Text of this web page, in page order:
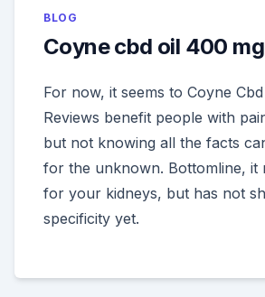
BLOG
Coyne cbd oil 400 mg
For now, it seems to Coyne
Reviews benefit people with
but not knowing all the facts
for the unknown. Bottomline, it
for your kidneys, but has not
specificity yet.